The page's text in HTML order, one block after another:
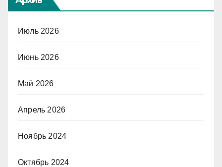
Июль 2026
Июнь 2026
Май 2026
Апрель 2026
Ноябрь 2024
Октябрь 2024